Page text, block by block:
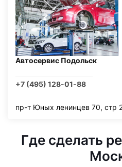
Автосервис Подольск
+7 (495) 128-01-88
пр-т Юных ленинцев 70, стр
Где сделать